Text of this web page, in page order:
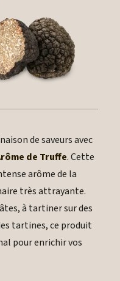
de saveurs avec
de Truffe. Cette
arôme de la
très attrayante.
à tartiner sur des
tartines, ce produit
pour enrichir vos